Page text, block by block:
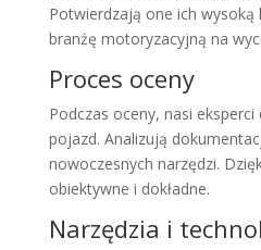
Potwierdzają one ich
branżę motoryzacyjną na
Proces oceny
Podczas oceny, nasi eksperci
pojazd. Analizują
nowoczesnych narzędzi.
obiektywne i dokładne.
Narzędzia i